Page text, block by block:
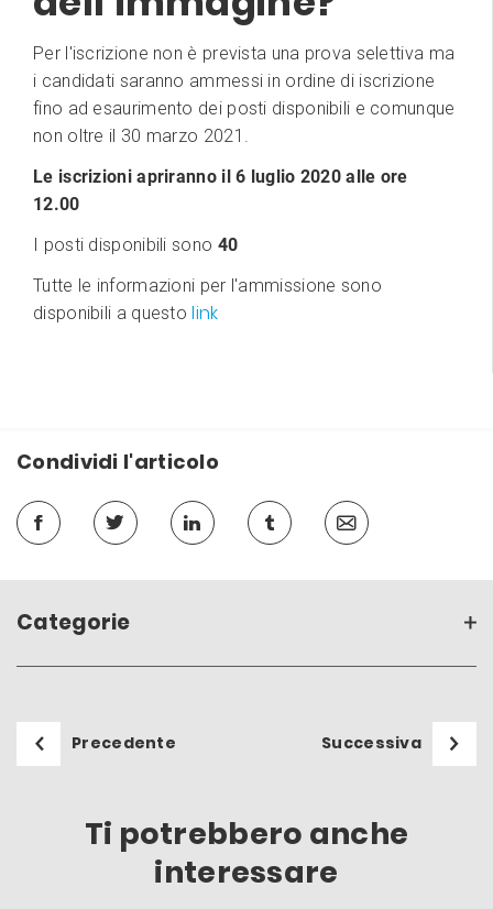
Per l'iscrizione non è prevista una prova selettiva ma
i candidati saranno ammessi in ordine di iscrizione
fino ad esaurimento dei posti disponibili e comunque
non oltre il 30 marzo 2021.
Le iscrizioni apriranno il 6 luglio 2020 alle ore
12.00
I posti disponibili sono 40
Tutte le informazioni per l'ammissione sono
disponibili a questolink
Condividi l'articolo
Categorie
Precedente Successiva
Ti potrebbero anche
interessare